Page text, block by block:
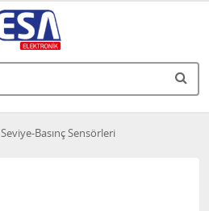
Seviye-Basınç Sensörleri